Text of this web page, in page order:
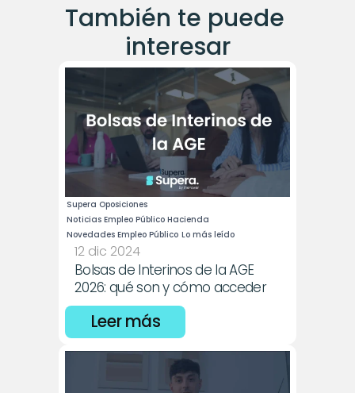
También te puede
interesar
Supera Oposiciones
Noticias Empleo Público Hacienda
Novedades Empleo Público Lo más leído
12 dic 2024
Bolsas de Interinos de la AGE
2026: qué son y cómo acceder
Leer más